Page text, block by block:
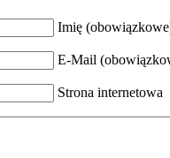
Imię
E-Mail
Strona internetowa